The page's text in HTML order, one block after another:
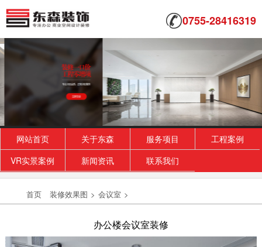
0755-28416319
网站首页 关于东森 服务项目
工程案例
VR实景案例
新闻资讯 联系我们
首页 装修效果图 > 会议室 >
办公楼会议室装修
高雅办公室装修
浅色连续又赋予造型与颜色变化，不规则的办公
2018-07-30